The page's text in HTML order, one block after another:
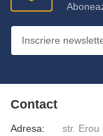
Contact
Adresa:
str. Erou